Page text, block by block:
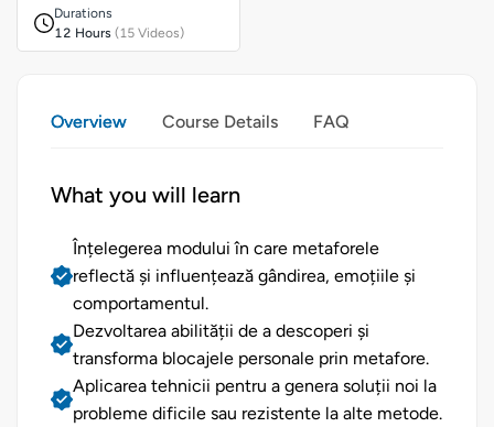
Durations
12 Hours (15 Videos)
Overview Course Details FAQ
What you will learn
Înțelegerea modului în care metaforele
reflectă și influențează gândirea, emoțiile și
comportamentul.
Dezvoltarea abilității de a descoperi și
transforma blocajele personale prin metafore.
Aplicarea tehnicii pentru a genera soluții noi la
probleme dificile sau rezistente la alte metode.